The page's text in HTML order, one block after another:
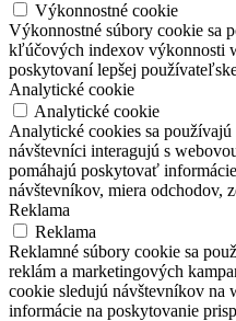
Výkonnostné cookie
Výkonnostné súbory cookie sa
kľúčových indexov výkonnosti
poskytovaní lepšej
Analytické cookie
Analytické cookie
Analytické cookies sa
návštevníci interagujú s
pomáhajú poskytovať
návštevníkov, miera odchodov,
Reklama
Reklama
Reklamné súbory cookie sa
reklám a marketingových
cookie sledujú návštevníkov na
informácie na poskytovanie